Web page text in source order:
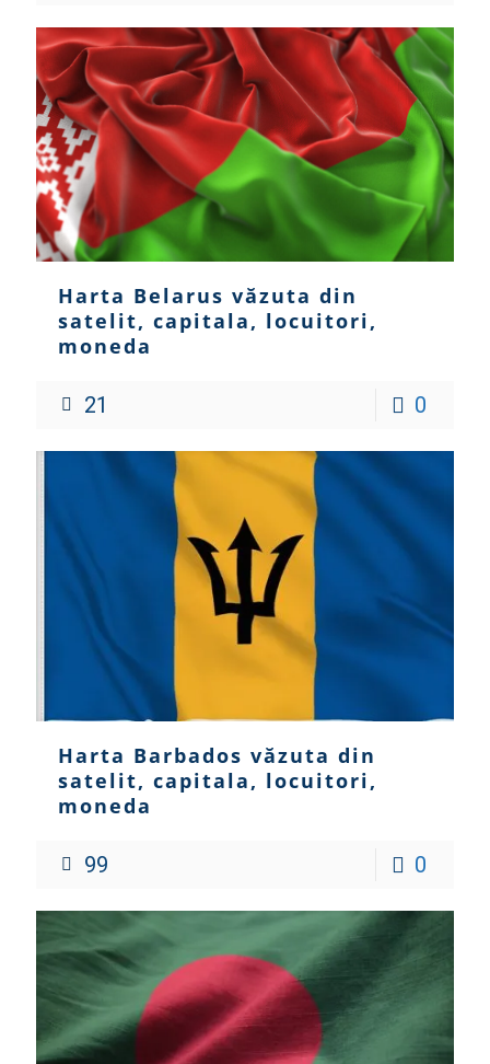
Harta Belarus văzuta din
satelit, capitala, locuitori,
moneda
21 0
Harta Barbados văzuta din
satelit, capitala, locuitori,
moneda
99 0